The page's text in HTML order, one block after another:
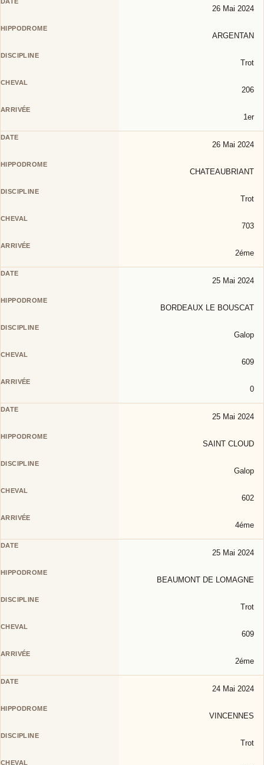
26 Mai 2024
ARGENTAN
Trot
206
1er
26 Mai 2024
CHATEAUBRIANT
Trot
703
2éme
25 Mai 2024
BORDEAUX LE BOUSCAT
Galop
609
0
25 Mai 2024
SAINT CLOUD
Galop
602
4éme
25 Mai 2024
BEAUMONT DE LOMAGNE
Trot
609
2éme
24 Mai 2024
VINCENNES
Trot